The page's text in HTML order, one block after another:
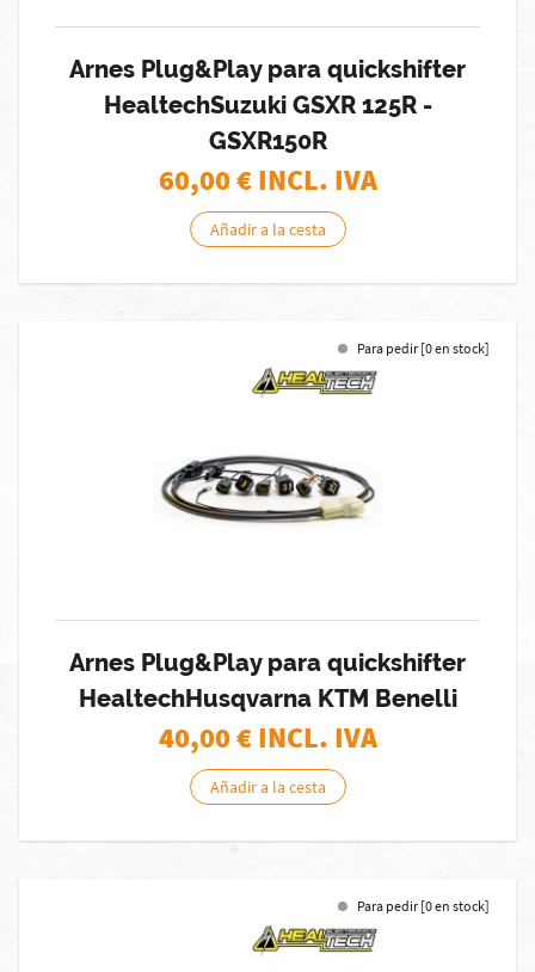
Arnes Plug&Play para quickshifter
HealtechSuzuki GSXR 125R -
GSXR150R
60,00€ INCL. IVA
Añadir a la cesta
Para pedir [0 en stock]
Arnes Plug&Play para quickshifter
HealtechHusqvarna KTM Benelli
40,00€ INCL. IVA
Añadir a la cesta
Para pedir [0 en stock]